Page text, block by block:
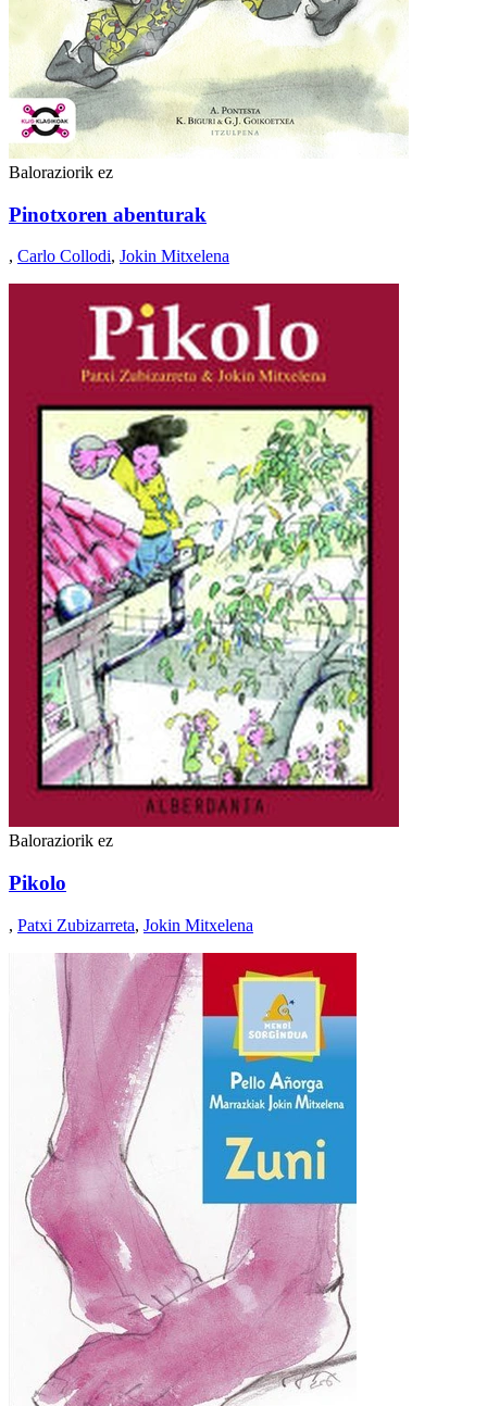
Baloraziorik ez
Pinotxoren abenturak
, Carlo Collodi, Jokin Mitxelena
Baloraziorik ez
Pikolo
, Patxi Zubizarreta, Jokin Mitxelena